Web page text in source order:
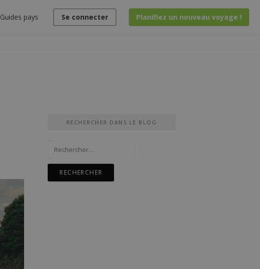
Guides pays Se connecter Planifiez un nouveau voyage !
RECHERCHER DANS LE BLOG
Rechercher :